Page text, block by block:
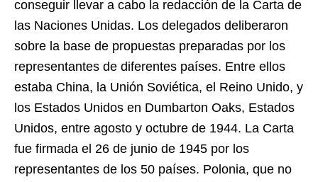
conseguir llevar a cabo la redacción de la Carta de
las Naciones Unidas. Los delegados deliberaron
sobre la base de propuestas preparadas por los
representantes de diferentes países. Entre ellos
estaba China, la Unión Soviética, el Reino Unido, y
los Estados Unidos en Dumbarton Oaks, Estados
Unidos, entre agosto y octubre de 1944. La Carta
fue firmada el 26 de junio de 1945 por los
representantes de los 50 países. Polonia, que no